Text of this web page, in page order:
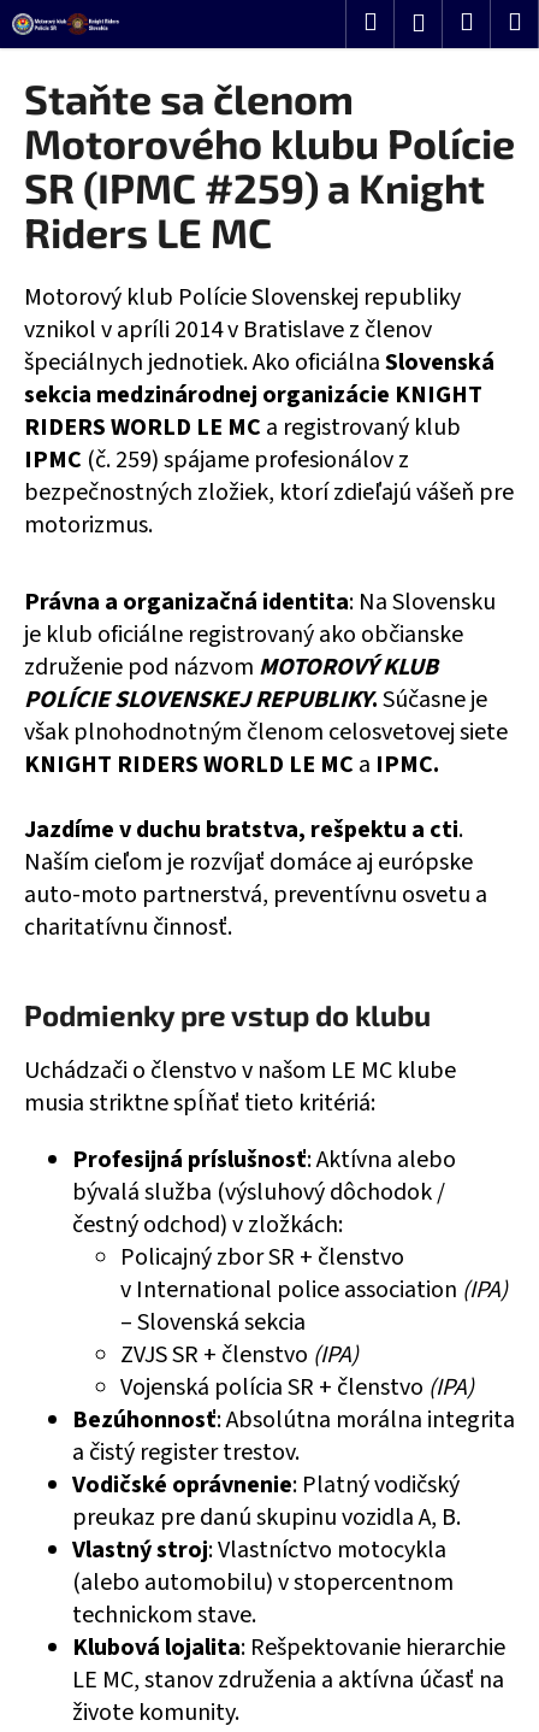
Prejsť
na
obsah
HľadaťPrihlásenie
Staňte sa členom
Motorového klubu Polície
SR (IPMC #259) a Knight
Riders LE MC
Motorový klub Polície Slovenskej republiky
vznikol v apríli 2014 v Bratislave z členov
špeciálnych jednotiek. Ako oficiálnaSlovenská
sekcia medzinárodnej organizácie KNIGHT
RIDERS WORLD LE MC a registrovaný klub
IPMC (č. 259) spájame profesionálov z
bezpečnostných zložiek, ktorí zdieľajú vášeň pre
motorizmus.
Právna a organizačná identita: Na Slovensku
je klub oficiálne registrovaný ako občianske
združenie pod názvom MOTOROVÝ KLUB
POLÍCIE SLOVENSKEJ REPUBLIKY.Súčasne je
však plnohodnotným členom celosvetovej siete
KNIGHT RIDERS WORLD LE MC a IPMC.
Jazdíme v duchu bratstva, rešpektu a cti.
Naším cieľom je rozvíjať domáce aj európske
auto-moto partnerstvá, preventívnu osvetu a
charitatívnu činnosť.
Podmienky pre vstup do klubu
Uchádzači o členstvo v našom LE MC klube
musia striktne spĺňať tieto kritériá:
Profesijná príslušnosť: Aktívna alebo
bývalá služba (výsluhový dôchodok /
čestný odchod) v zložkách:
Policajný zbor SR + členstvo
v International police association (IPA)
– Slovenská sekcia
ZVJS SR + členstvo (IPA)
Vojenská polícia SR + členstvo (IPA)
Bezúhonnosť: Absolútna morálna integrita
a čistý register trestov.
Vodičské oprávnenie: Platný vodičský
preukaz pre danú skupinu vozidla A, B.
Vlastný stroj: Vlastníctvo motocykla
(alebo automobilu) v stopercentnom
technickom stave.
Klubová lojalita: Rešpektovanie hierarchie
LE MC, stanov združenia a aktívna účasť na
živote komunity.
K
o
Č
o
p
o
t
r
e
b
u
j
e
t
e
n
j
s
ť
?
HĽADAŤ